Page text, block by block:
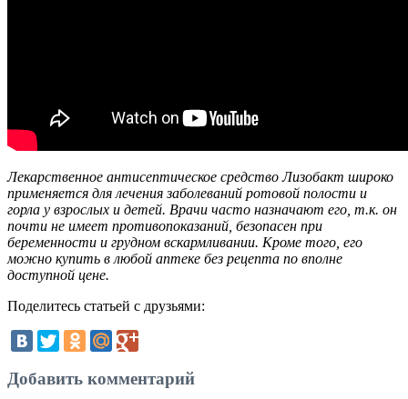
Лекарственное антисептическое средство Лизобакт широко
применяется для лечения заболеваний ротовой полости и
горла у взрослых и детей. Врачи часто назначают его, т.к. он
почти не имеет противопоказаний, безопасен при
беременности и грудном вскармливании. Кроме того, его
можно купить в любой аптеке без рецепта по вполне
доступной цене.
Поделитесь статьей с друзьями:
Добавить комментарий